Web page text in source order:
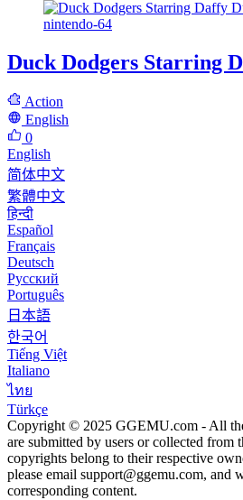
nintendo-64
Duck Dodgers Starring
Action
English
0
English
简体中文
繁體中文
हिन्दी
Español
Français
Deutsch
Русский
Português
日本語
한국어
Tiếng Việt
Italiano
ไทย
Türkçe
Copyright © 2025 GGEMU.com - All
are submitted by users or collected from
copyrights belong to their respective
please email support@ggemu.com, and
corresponding content.